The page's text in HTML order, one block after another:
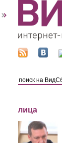
лица